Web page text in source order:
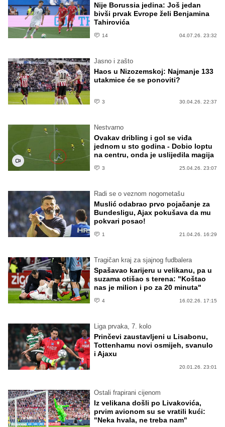
Nije Borussia jedina: Još jedan
bivši prvak Evrope želi Benjamina
Tahirovića
14 04.07.26. 23:32
Jasno i zašto
Haos u Nizozemskoj: Najmanje 133
utakmice će se ponoviti?
3 30.04.26. 22:37
Nestvarno
Ovakav dribling i gol se viđa
jednom u sto godina - Dobio loptu
na centru, onda je uslijedila magija
3 25.04.26. 23:07
Radi se o veznom nogometašu
Muslić odabrao prvo pojačanje za
Bundesligu, Ajax pokušava da mu
pokvari posao!
1 21.04.26. 16:29
Tragičan kraj za sjajnog fudbalera
Spašavao karijeru u velikanu, pa u
suzama otišao s terena: "Koštao
nas je milion i po za 20 minuta"
4 16.02.26. 17:15
Liga prvaka, 7. kolo
Prinčevi zaustavljeni u Lisabonu,
Tottenhamu novi osmijeh, svanulo
i Ajaxu
20.01.26. 23:01
Ostali frapirani cijenom
Iz velikana došli po Livakovića,
prvim avionom su se vratili kući:
"Neka hvala, ne treba nam"